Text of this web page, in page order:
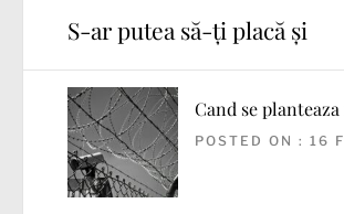
S-ar putea să-ți placă și
Cand se
POSTED ON : 16